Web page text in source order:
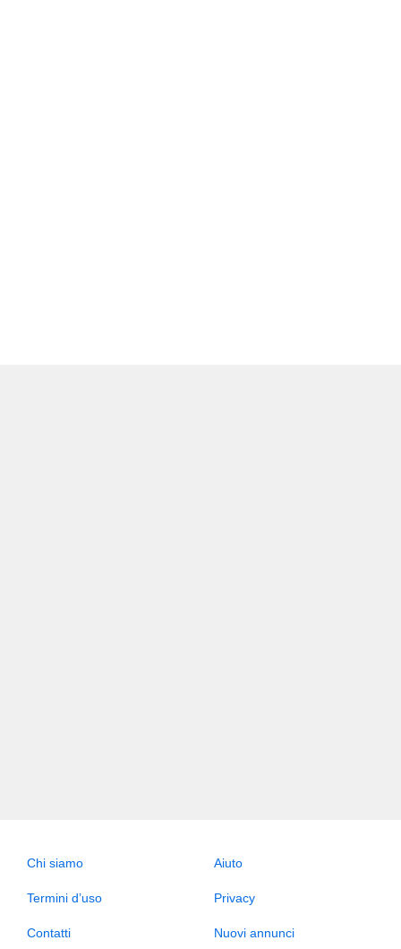
Chi siamo Aiuto
Termini d’uso Privacy
Contatti Nuovi annunci